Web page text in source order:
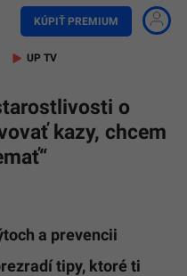
KÚPIŤ PREMIUM
UP TV
o
kazy, chcem
a prevencii
tipy, ktoré ti